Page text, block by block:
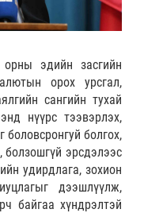
эдийн засгийн
орох урсгал,
сангийн тухай
нүүрс тээвэрлэх,
боловсронгуй болгох,
эрсдэлээс
удирдлага, зохион
дээшлүүлж,
байгаа хүндрэлтэй